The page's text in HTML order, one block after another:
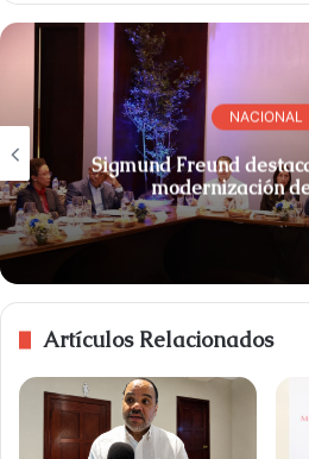
NACIONAL
Sigmund Freund
modernización
Artículos Relacionados